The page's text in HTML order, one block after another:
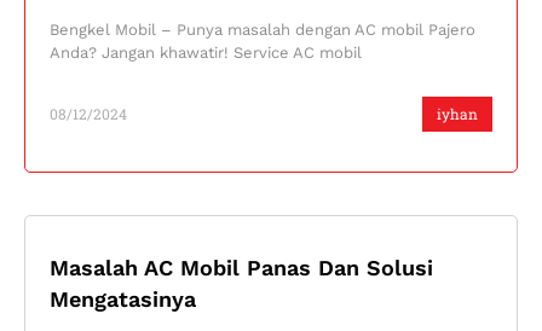
iyhan
08/12/2024
Bengkel Mobil – Punya masalah dengan AC mobil Pajero
Anda? Jangan khawatir! Service AC mobil
Masalah AC Mobil Panas Dan Solusi
Mengatasinya